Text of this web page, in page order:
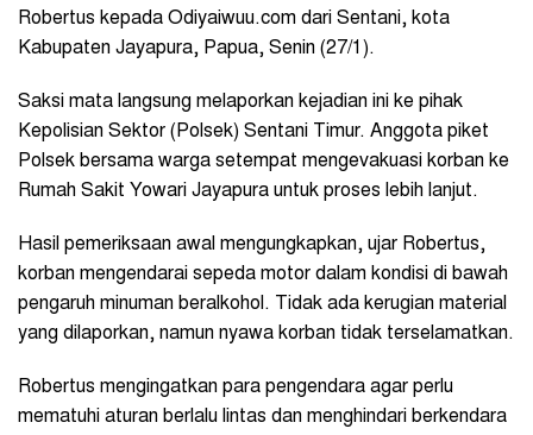
Robertus kepada Odiyaiwuu.com dari Sentani, kota
Kabupaten Jayapura, Papua, Senin (27/1).
Saksi mata langsung melaporkan kejadian ini ke pihak
Kepolisian Sektor (Polsek) Sentani Timur. Anggota piket
Polsek bersama warga setempat mengevakuasi korban ke
Rumah Sakit Yowari Jayapura untuk proses lebih lanjut.
Hasil pemeriksaan awal mengungkapkan, ujar Robertus,
korban mengendarai sepeda motor dalam kondisi di bawah
pengaruh minuman beralkohol. Tidak ada kerugian material
yang dilaporkan, namun nyawa korban tidak terselamatkan.
Robertus mengingatkan para pengendara agar perlu
mematuhi aturan berlalu lintas dan menghindari berkendara